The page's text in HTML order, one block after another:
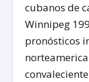
cubanos de
Winnipeg
pronósticos